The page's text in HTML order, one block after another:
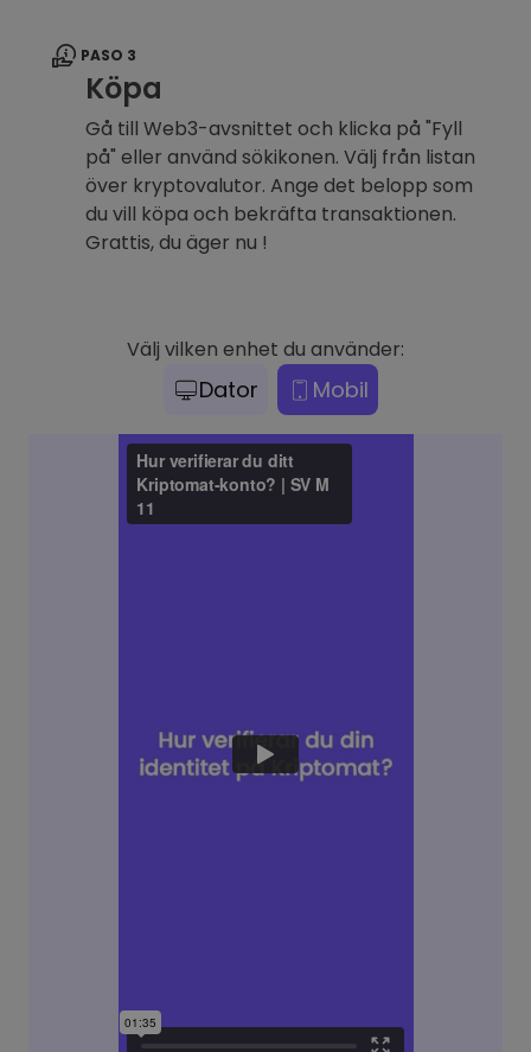
PASO 3
Köpa
Gå till Web3-avsnittet och klicka på "Fyll
på" eller använd sökikonen. Välj från listan
över kryptovalutor. Ange det belopp som
du vill köpa och bekräfta transaktionen.
Grattis, du äger nu !
Välj vilken enhet du använder:
Dator Mobil